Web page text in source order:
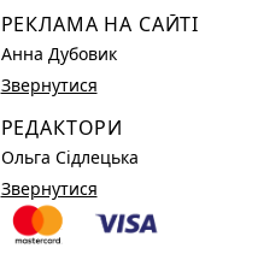
РЕКЛАМА НА САЙТІ
Анна Дубовик
Звернутися
РЕДАКТОРИ
Ольга Сідлецька
Звернутися